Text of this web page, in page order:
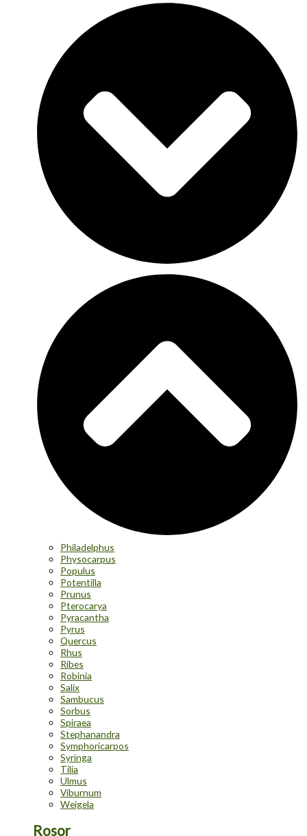
Philadelphus
Physocarpus
Populus
Potentilla
Prunus
Pterocarya
Pyracantha
Pyrus
Quercus
Rhus
Ribes
Robinia
Salix
Sambucus
Sorbus
Spiraea
Stephanandra
Symphoricarpos
Syringa
Tilia
Ulmus
Viburnum
Weigela
Rosor